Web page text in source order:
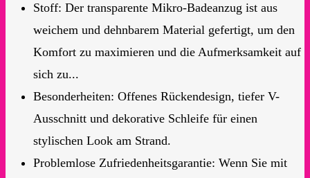
Stoff: Der transparente Mikro-Badeanzug ist aus
weichem und dehnbarem Material gefertigt, um den
Komfort zu maximieren und die Aufmerksamkeit auf
sich zu...
Besonderheiten: Offenes Rückendesign, tiefer V-
Ausschnitt und dekorative Schleife für einen
stylischen Look am Strand.
Problemlose Zufriedenheitsgarantie: Wenn Sie mit